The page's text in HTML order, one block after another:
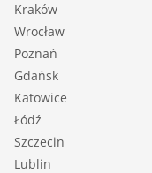
Kraków
Wrocław
Poznań
Gdańsk
Katowice
Łódź
Szczecin
Lublin